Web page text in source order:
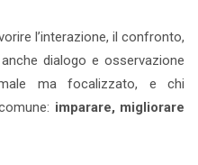
l’interazione, il confronto,
dialogo e osservazione
ma focalizzato, e chi
imparare, migliorare